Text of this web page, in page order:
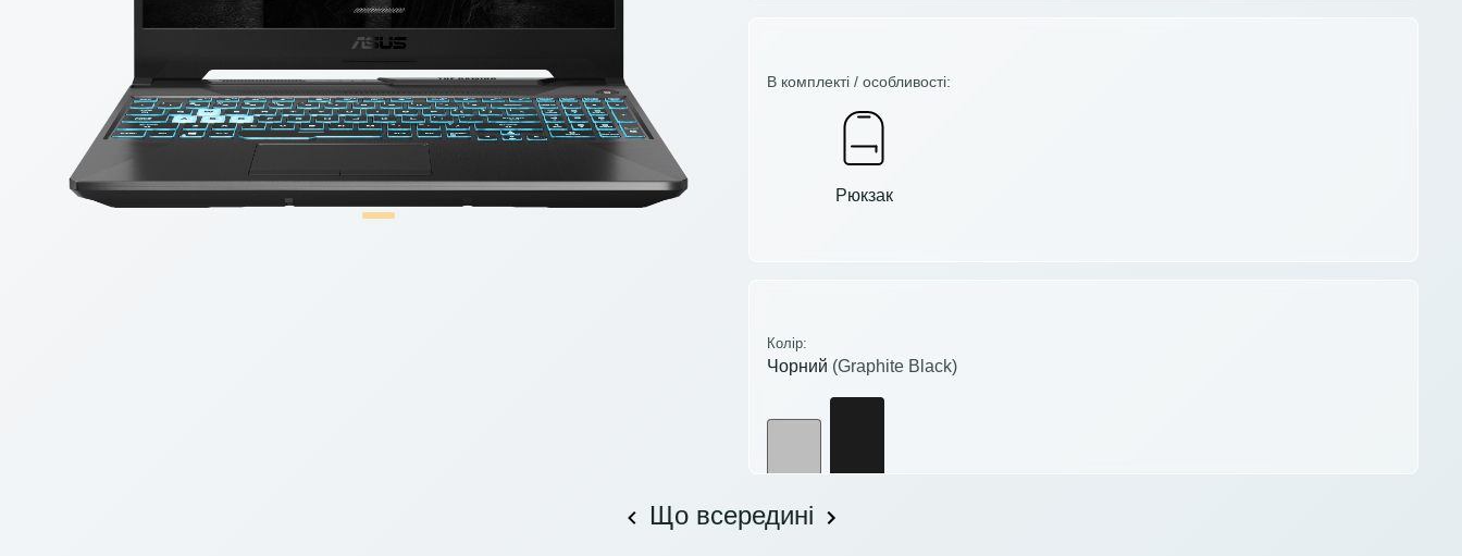
В комплекті / особливості:
Рюкзак
Колір:
Чорний (Graphite Black)
Що всередині